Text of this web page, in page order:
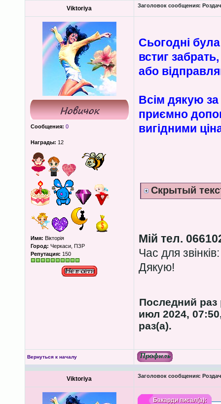
Viktoriya Заголовок сообщения:
Сообщения: 0
Награды: 12
Имя: Вікторія
Город: Черкаси, ПЗР
Репутация: 150
Сьогодні
встиг
або
Всім дякую за
приємно
вигідними
Скрытый
Мій тел.
Час для
Дякую!
Последний
июл 2024,
раз(а).
Вернуться к началу
Viktoriya Заголовок сообщения:
Бакардиписал(а):